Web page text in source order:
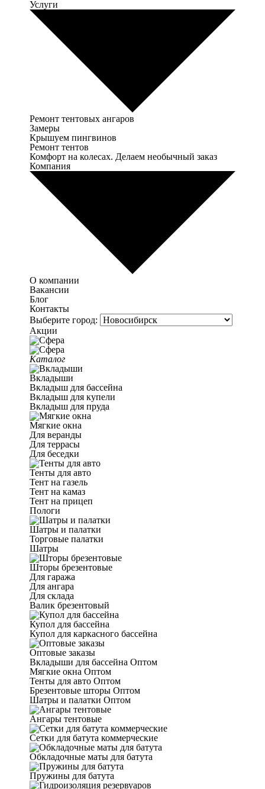
Услуги
Ремонт тентовых ангаров
Замеры
Крышуем пингвинов
Ремонт тентов
Комфорт на колесах. Делаем необычный заказ
Компания
О компании
Вакансии
Блог
Контакты
Выберите город:
Акции
Каталог
Вкладыши
Вкладыш для бассейна
Вкладыш для купели
Вкладыш для пруда
Мягкие окна
Для веранды
Для террасы
Для беседки
Тенты для авто
Тент на газель
Тент на камаз
Тент на прицеп
Пологи
Шатры и палатки
Торговые палатки
Шатры
Шторы брезентовые
Для гаража
Для ангара
Для склада
Валик брезентовый
Купол для бассейна
Купол для каркасного бассейна
Оптовые заказы
Вкладыши для бассейна Оптом
Мягкие окна Оптом
Тенты для авто Оптом
Брезентовые шторы Оптом
Шатры и палатки Оптом
Ангары тентовые
Сетки для батута коммерческие
Обкладочные маты для батута
Пружины для батута